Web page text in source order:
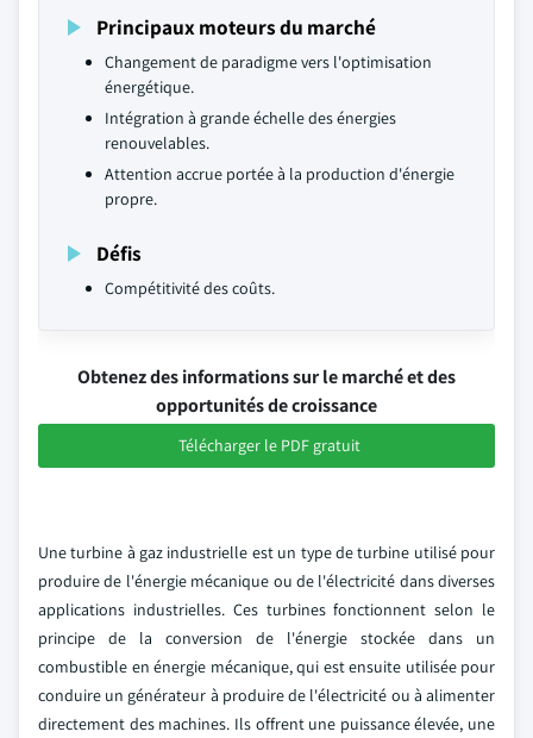
Principaux moteurs du marché
Changement de paradigme vers l'optimisation
énergétique.
Intégration à grande échelle des énergies
renouvelables.
Attention accrue portée à la production d'énergie
propre.
Défis
Compétitivité des coûts.
Obtenez des informations sur le marché et des
opportunités de croissance
Télécharger le PDF gratuit
Une turbine à gaz industrielle est un type de turbine utilisé pour
produire de l'énergie mécanique ou de l'électricité dans diverses
applications industrielles. Ces turbines fonctionnent selon le
principe de la conversion de l'énergie stockée dans un
combustible en énergie mécanique, qui est ensuite utilisée pour
conduire un générateur à produire de l'électricité ou à alimenter
directement des machines. Ils offrent une puissance élevée, une